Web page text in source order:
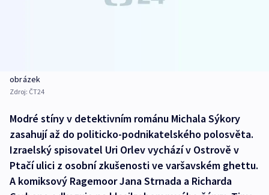
obrázek
Zdroj: ČT24
Modré stíny v detektivním románu Michala Sýkory
zasahují až do politicko-podnikatelského polosvěta.
Izraelský spisovatel Uri Orlev vychází v Ostrově v
Ptačí ulici z osobní zkušenosti ve varšavském ghettu.
A komiksový Ragemoor Jana Strnada a Richarda